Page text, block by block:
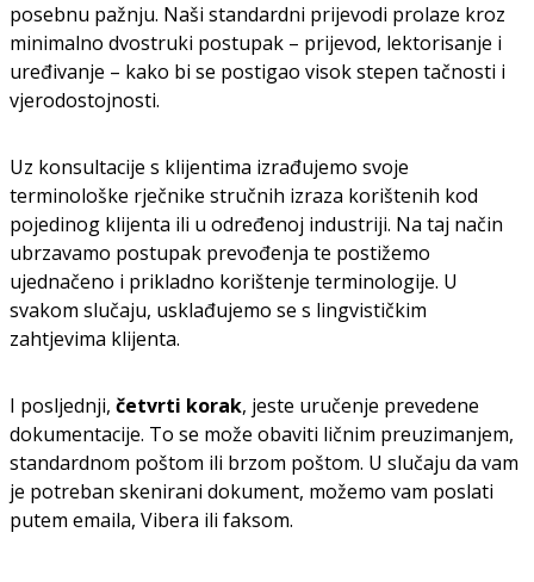
posebnu pažnju. Naši standardni prijevodi prolaze kroz
minimalno dvostruki postupak – prijevod, lektorisanje i
uređivanje – kako bi se postigao visok stepen tačnosti i
vjerodostojnosti.
Uz konsultacije s klijentima izrađujemo svoje
terminološke rječnike stručnih izraza korištenih kod
pojedinog klijenta ili u određenoj industriji. Na taj način
ubrzavamo postupak prevođenja te postižemo
ujednačeno i prikladno korištenje terminologije. U
svakom slučaju, usklađujemo se s lingvističkim
zahtjevima klijenta.
I posljednji, četvrti korak, jeste uručenje prevedene
dokumentacije. To se može obaviti ličnim preuzimanjem,
standardnom poštom ili brzom poštom. U slučaju da vam
je potreban skenirani dokument, možemo vam poslati
putem emaila, Vibera ili faksom.